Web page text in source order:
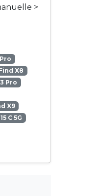
>
X8
Pro
X9
C 5G